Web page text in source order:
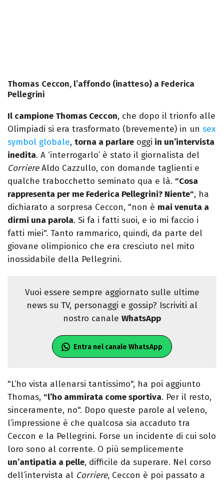
Thomas Ceccon, l’affondo (inatteso) a Federica
Pellegrini
Il campione Thomas Ceccon, che dopo il trionfo alle
Olimpiadi si era trasformato (brevemente) in un sex
symbol globale, torna a parlare oggi in un’intervista
inedita. A ‘interrogarlo’ è stato il giornalista del
CorriereAldo Cazzullo, con domande taglienti e
qualche trabocchetto seminato qua e là. "Cosa
rappresenta per me Federica Pellegrini? Niente", ha
dichiarato a sorpresa Ceccon, "non è mai venuta a
dirmi una parola. Si fa i fatti suoi, e io mi faccio i
fatti miei". Tanto rammarico, quindi, da parte del
giovane olimpionico che era cresciuto nel mito
inossidabile della Pellegrini.
Vuoi essere sempre aggiornato sulle ultime
news su TV, personaggi e gossip? Iscriviti al
nostro canale WhatsApp
Entra nel canale WhatsApp
"L’ho vista allenarsi tantissimo", ha poi aggiunto
Thomas, "l’ho ammirata come sportiva. Per il resto,
sinceramente, no". Dopo queste parole al veleno,
l’impressione è che qualcosa sia accaduto tra
Ceccon e la Pellegrini. Forse un incidente di cui solo
loro sono al corrente. O più semplicemente
un’antipatia a pelle, difficile da superare. Nel corso
dell’intervista al Corriere, Ceccon è poi passato a